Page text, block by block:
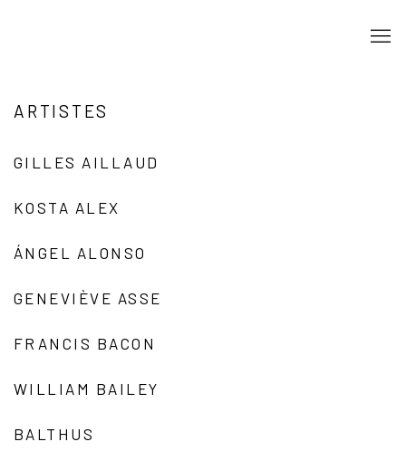
ARTISTES
GILLES AILLAUD
KOSTA ALEX
ÁNGEL ALONSO
GENEVIÈVE ASSE
FRANCIS BACON
WILLIAM BAILEY
BALTHUS